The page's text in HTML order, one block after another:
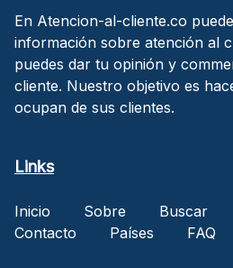
En Atencion-al-cliente.co
información sobre atención al
puedes dar tu opinión y
cliente. Nuestro objetivo es
ocupan de sus clientes.
Links
Inicio Sobre Buscar
Contacto
Países FAQ